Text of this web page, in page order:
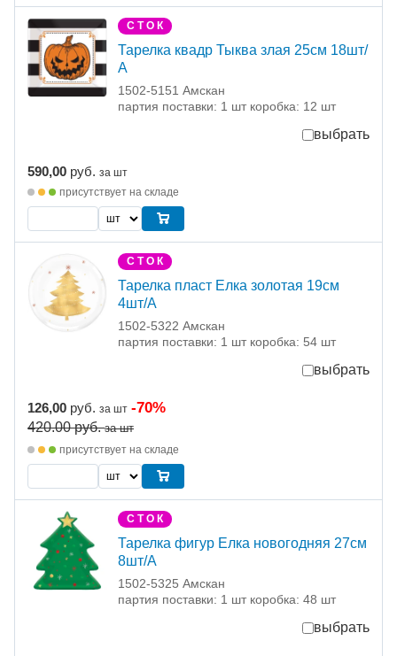
С Т О К
Тарелка квадр Тыква злая 25см 18шт/
А
1502-5151 Амскан
партия поставки: 1 шт коробка: 12 шт
выбрать
590,00 руб. за шт
присутствует на складе
С Т О К
Тарелка пласт Елка золотая 19см
4шт/А
1502-5322 Амскан
партия поставки: 1 шт коробка: 54 шт
выбрать
126,00 руб. за шт -70%
420.00руб. за шт
присутствует на складе
С Т О К
Тарелка фигур Елка новогодняя 27см
8шт/А
1502-5325 Амскан
партия поставки: 1 шт коробка: 48 шт
выбрать